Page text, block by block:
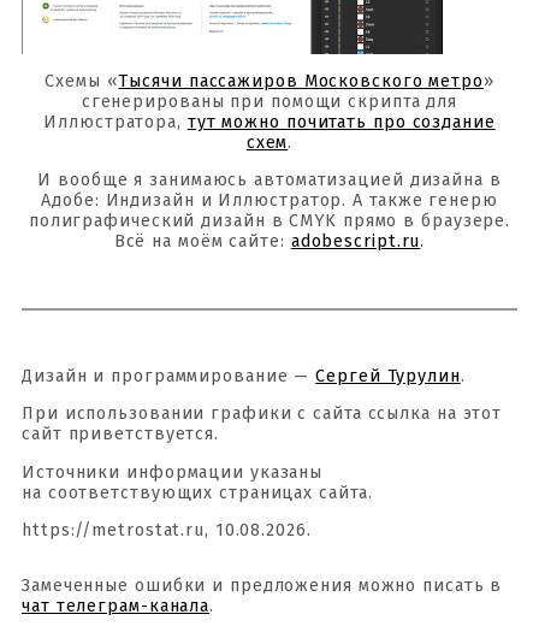
Схемы «Тысячи пассажиров Московского метро»
сгенерированы при помощи скрипта для
Иллюстратора, тут можно почитать про создание
схем.
И вообще я занимаюсь автоматизацией дизайна в
Адобе: Индизайн и Иллюстратор. А также генерю
полиграфический дизайн в CMYK прямо в браузере.
Всё на моём сайте: adobescript.ru.
Дизайн и программирование —Сергей Турулин.
При использовании графики с сайта ссылка на этот
сайт приветствуется.
Источники информации указаны
на соответствующих страницах сайта.
https://metrostat.ru, 10.08.2026.
Замеченные ошибки и предложения можно писать в
чат телеграм-канала.